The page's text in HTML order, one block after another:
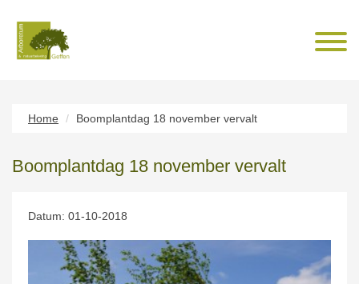
Home Boomplantdag 18 november vervalt
Boomplantdag 18 november vervalt
Datum: 01-10-2018